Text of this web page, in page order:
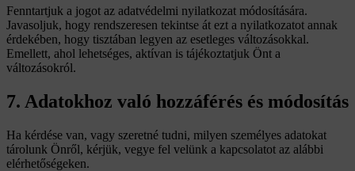
Fenntartjuk a jogot az adatvédelmi nyilatkozat módosítására.
Javasoljuk, hogy rendszeresen tekintse át ezt a nyilatkozatot annak
érdekében, hogy tisztában legyen az esetleges változásokkal.
Emellett, ahol lehetséges, aktívan is tájékoztatjuk Önt a
változásokról.
7. Adatokhoz való hozzáférés és módosítás
Ha kérdése van, vagy szeretné tudni, milyen személyes adatokat
tárolunk Önről, kérjük, vegye fel velünk a kapcsolatot az alábbi
elérhetőségeken.